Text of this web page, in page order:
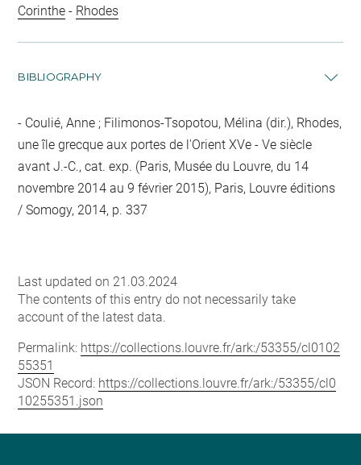
Corinthe - Rhodes
BIBLIOGRAPHY
Coulié, Anne ; Filimonos-Tsopotou, Mélina (dir.), Rhodes,
une île grecque aux portes de l'Orient XVe - Ve siècle
avant J.-C., cat. exp. (Paris, Musée du Louvre, du 14
novembre 2014 au 9 février 2015), Paris, Louvre éditions
/ Somogy, 2014, p. 337
Last updated on 21.03.2024
The contents of this entry do not necessarily take
account of the latest data.
Permalink: https://collections.louvre.fr/ark:/53355/cl0102
55351
JSON Record: https://collections.louvre.fr/ark:/53355/cl0
10255351.json